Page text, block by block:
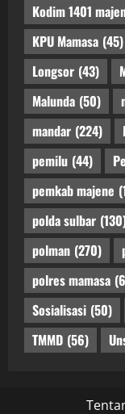
Kodim 1401
KPU Mamasa (45)
Longsor (43)
Malunda (50)
mandar (224)
pemilu (44)
pemkab majene
polda sulbar
polman (270)
polres mamasa
Sosialisasi (50)
TMMD (56)